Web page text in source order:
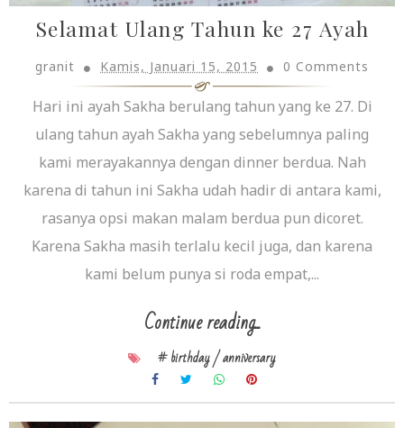
Selamat Ulang Tahun ke 27 Ayah
granit Kamis, Januari 15, 2015 0 Comments
Hari ini ayah Sakha berulang tahun yang ke 27. Di
ulang tahun ayah Sakha yang sebelumnya paling
kami merayakannya dengan dinner berdua. Nah
karena di tahun ini Sakha udah hadir di antara kami,
rasanya opsi makan malam berdua pun dicoret.
Karena Sakha masih terlalu kecil juga, dan karena
kami belum punya si roda empat,...
Continue reading...
# birthday / anniversary